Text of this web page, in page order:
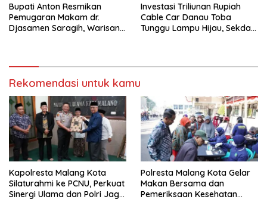
Bupati Anton Resmikan
Pemugaran Makam dr.
Djasamen Saragih, Warisan
Investasi Triliunan Rupiah
Cable Car Danau Toba
Tunggu Lampu Hijau, Sekda
Rekomendasi untuk kamu
Kapolresta Malang Kota
Silaturahmi ke PCNU, Perkuat
Sinergi Ulama dan Polri Jaga
Polresta Malang Kota Gelar
Makan Bersama dan
Pemeriksaan Kesehatan